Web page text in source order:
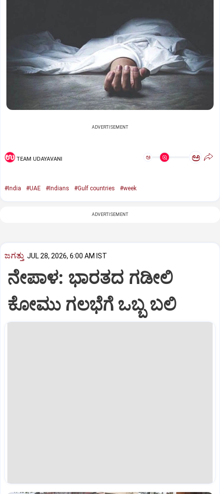
ADVERTISEMENT
TEAM UDAYAVANI ಅ ಅ
#India #UAE #Indians #Gulf countries #week
ADVERTISEMENT
ಜಗತ್ತು JUL 28, 2026, 6:00 AM IST
ನೇಪಾಳ: ಭಾರತದ ಗಡೀಲಿ
ಕೋಮು ಗಲಭೆಗೆ ಒಬ್ಬ ಬಲಿ